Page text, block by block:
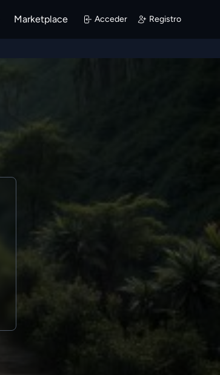
Marketplace Acceder Registro